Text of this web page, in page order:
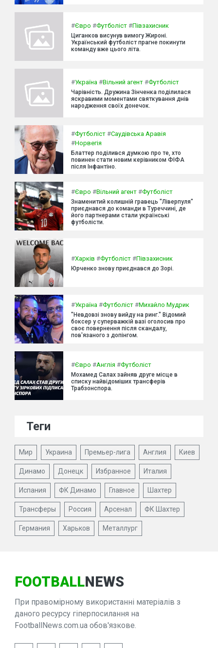
#Євро #Футболіст #Півзахисник
Циганков висунув вимогу Жироні.
Український футболіст прагне покинути
команду вже цього літа.
#Україна #Вільний агент #Футболіст
Чарівність. Дружина Зінченка поділилася
яскравими моментами святкування днів
народження своїх донечок.
#Футболіст #Саудівська Аравія
#Норвегія
Блаттер поділився думкою про те, хто
повинен стати новим керівником ФІФА
після Інфантіно.
#Євро #Вільний агент #Футболіст
Знаменитий колишній гравець "Ліверпуля"
приєднався до команди в Туреччині, де
його партнерами стали українські
футболісти.
#Харків #Футболіст #Півзахисник
Юрченко знову приєднався до Зорі.
#Україна #Футболіст #Михайло Мудрик
"Невдовзі знову вийду на ринг." Відомий
боксер у суперважкій вазі оголосив про
своє повернення після скандалу,
пов'язаного з допінгом.
#Євро #Англія #Футболіст
Мохамед Салах зайняв друге місце в
списку найвідоміших трансферів
Трабзонспора.
Теги
Мир Украина Премьер-лига Англия Киев
Динамо Донецк Избранное Италия
Испания ФК Динамо Главное Шахтер
Трансферы Россия Арсенал ФК Шахтер
Германия Харьков Металлург
FOOTBALLNEWS
При правомірному використанні матеріалів з
даного ресурсу гіперпосилання на
FootballNews.com.ua обов'язкове.